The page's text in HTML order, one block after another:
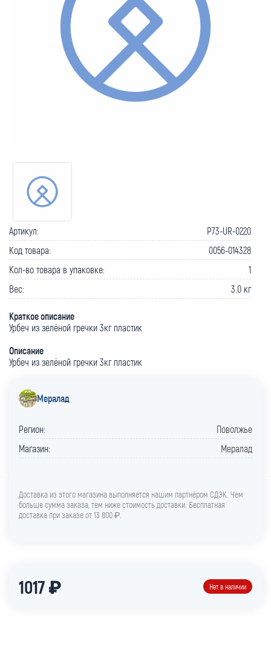
Артикул:
P73-UR-0220
Код товара:
0056-014328
Кол-во товара в упаковке:
1
Вес:
3.0 кг
Краткое описание
Урбеч из зелёной гречки 3кг пластик
Описание
Урбеч из зелёной гречки 3кг пластик
Мералад
Регион:
Поволжье
Магазин:
Мералад
Доставка из этого магазина выполняется нашим партнёром СДЭК. Чем
больше сумма заказа, тем ниже стоимость доставки. Бесплатная
доставка при заказе от 13 800 ₽.
1017 ₽ Нет в наличии